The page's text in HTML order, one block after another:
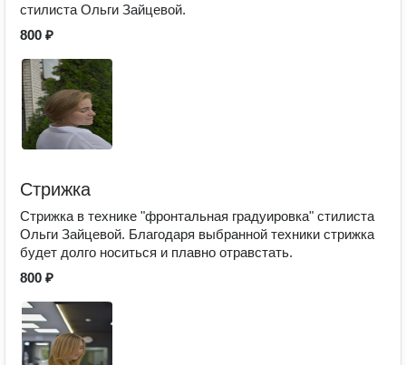
стилиста Ольги Зайцевой.
800 ₽
Стрижка
Стрижка в технике "фронтальная градуировка" стилиста
Ольги Зайцевой. Благодаря выбранной техники стрижка
будет долго носиться и плавно отравстать.
800 ₽